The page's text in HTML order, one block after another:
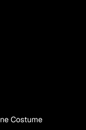
Costume